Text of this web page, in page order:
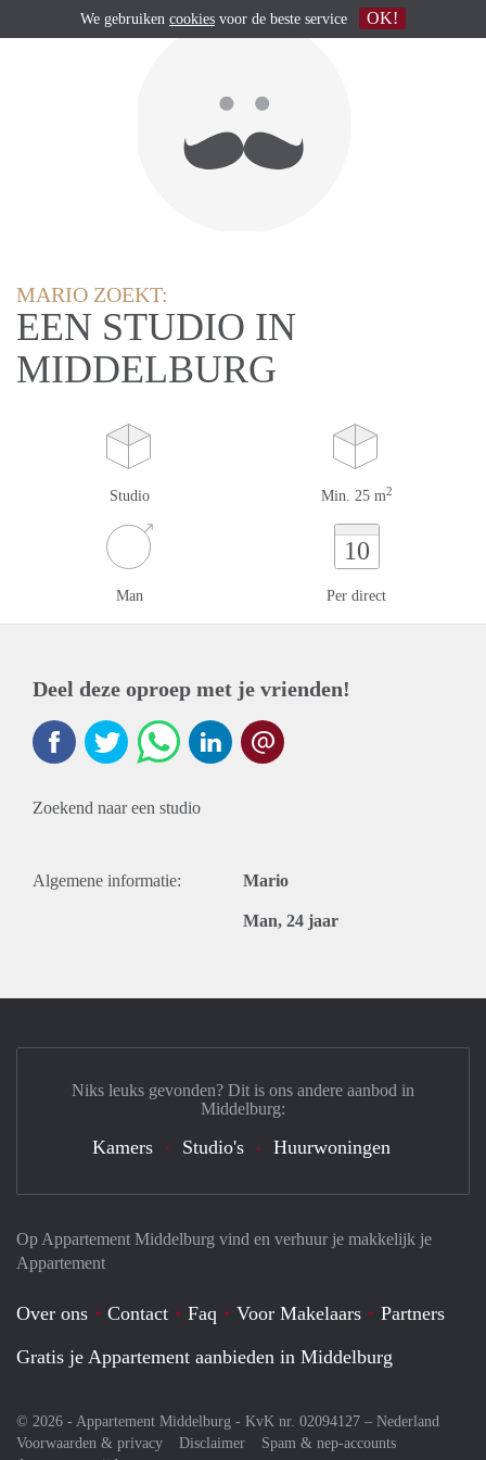
MARIO ZOEKT:
EEN STUDIO IN
MIDDELBURG
Studio Min. 25 m2
Man
10
Per direct
Deel deze oproep met je vrienden!
Zoekend naar een studio
Algemene informatie: Mario
Man, 24 jaar
Op Appartement Middelburg vind en verhuur je makkelijk je
Appartement
Over ons Contact Faq Voor Makelaars
Partners
Gratis je Appartement aanbieden in Middelburg
© 2026 - Appartement Middelburg - KvK nr. 02094127 – Nederland
Voorwaarden & privacy
Disclaimer
Spam & nep-accounts
Niks leuks gevonden? Dit is ons andere aanbod in
Middelburg:
Kamers Studio's Huurwoningen
We gebruiken cookies voor de beste service OK!